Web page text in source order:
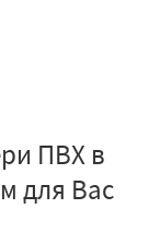
ПВХ в
для Вас